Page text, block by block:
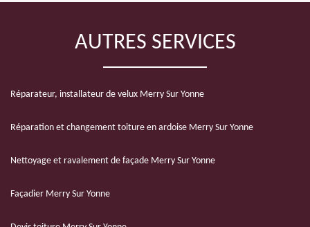
AUTRES SERVICES
Réparateur, installateur de velux Merry Sur Yonne
Réparation et changement toiture en ardoise Merry Sur Yonne
Nettoyage et ravalement de façade Merry Sur Yonne
Façadier Merry Sur Yonne